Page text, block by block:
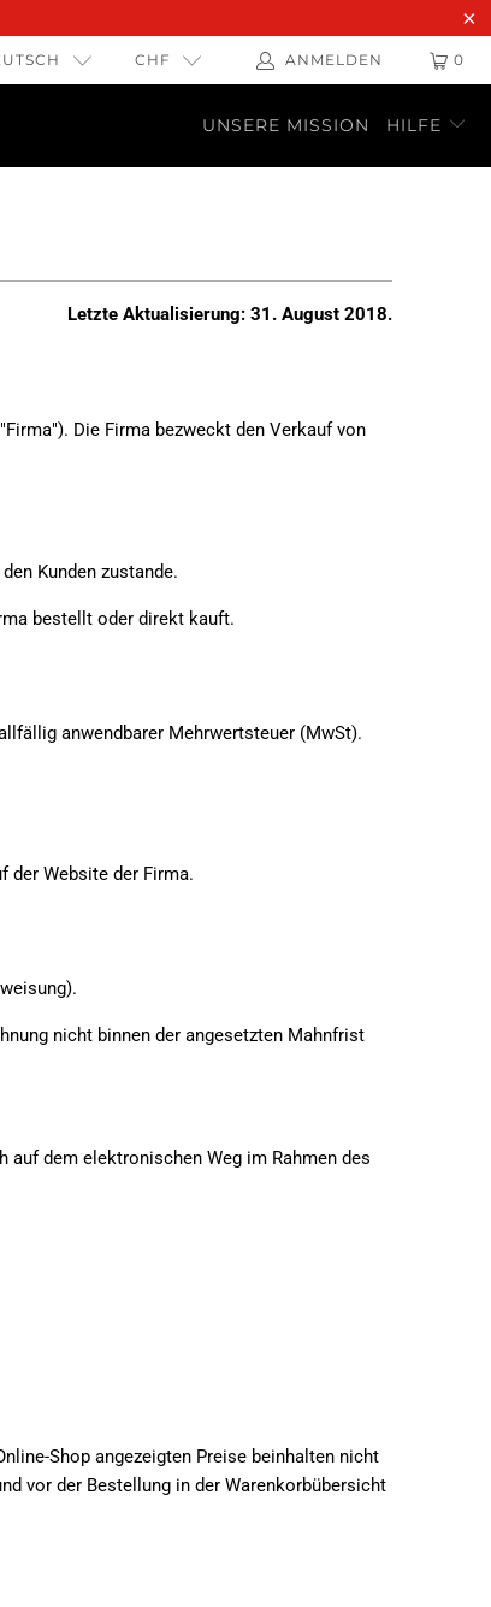
CHF ANMELDEN 0
UNSERE MISSION HILFE
Letzte Aktualisierung: 31. August 2018.
Die Firma bezweckt den Verkauf von
Kunden zustande.
bestellt oder direkt kauft.
anwendbarer Mehrwertsteuer (MwSt).
der Website der Firma.
nicht binnen der angesetzten Mahnfrist
auf dem elektronischen Weg im Rahmen des
Shop angezeigten Preise beinhalten nicht
vor der Bestellung in der Warenkorbübersicht